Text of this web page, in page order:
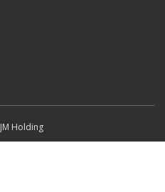
JM Holding